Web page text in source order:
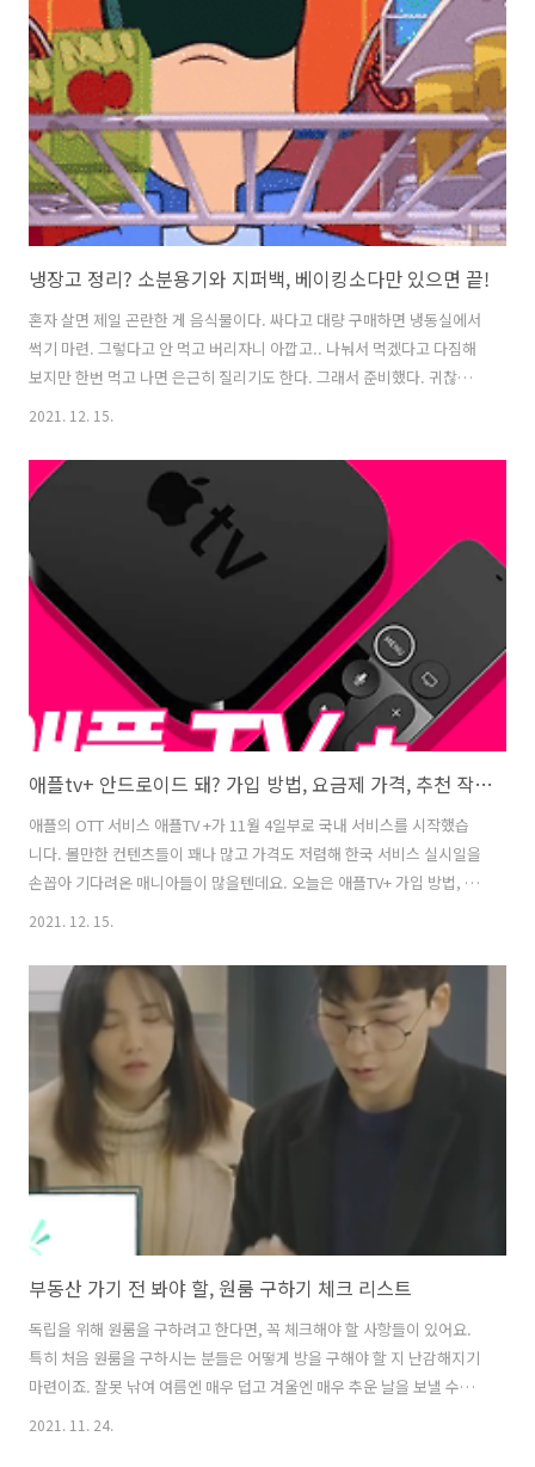
정 공기압 이하의 타이어는 제동력이 하락하기 때문에 미끄러짐 등의 교
통사고 위험이 높습니다. 만약 공기압이 심하게 낮을 경우엔 타이어 휠
파손 등 더 큰 사고가 발생할 수도 있어요. 실제로 1년 중 교통사고 사망
자 수가 가장..
냉장고 정리? 소분용기와 지퍼백, 베이킹소다만 있으면 끝!
혼자 살면 제일 곤란한 게 음식물이다. 싸다고 대량 구매하면 냉동실에서
썩기 마련. 그렇다고 안 먹고 버리자니 아깝고.. 나눠서 먹겠다고 다짐해
보지만 한번 먹고 나면 은근히 질리기도 한다. 그래서 준비했다. 귀찮고
처치 곤란했던 음식물로 가득 찼던 냉장고, 산뜻하게 정리하는 방법 소개
사용법 그동안 대충 일회용 봉투나 접시에 담아서 보관했다면 이제부터
용기를 활용하자. 남은 채소나 장기 보관이 가능한 것들은 보이는 통에
담아 예쁘게 보관하자. 신선도 유지는 물론 어떤 음식인지 알아볼 수 있
다. 또한 구매한 날짜까지 적어준다면 유통기한도 파악도 수월하다. 필요
한 곳에 딱! 냉장고 냉장실 지정석 만들기 용기에 일일이 구분해서 보관
하는 게..
2021. 12. 15.
애플tv+ 안드로이드 돼? 가입 방법, 요금제 가격, 추천 작품까지!
애플의 OTT 서비스 애플TV +가 11월 4일부로 국내 서비스를 시작했습
니다. 볼만한 컨텐츠들이 꽤나 많고 가격도 저렴해 한국 서비스 실시일을
손꼽아 기다려온 매니아들이 많을텐데요. 오늘은 애플TV+ 가입 방법, 요
금제, 추천프로그램을 간단히 정리해드리겠습니다. Apple TV+ Apple
다. 기기를 넘나들며 Apple TV 앱으로 시청하세요. www.apple.com
애플TV 가격 총정리 애플tv + 가입방법 애플TV + 앱을 깔고 로그인 하면
끝! 아이폰, 아이패드같은 애플 제품이 아니더라도 일부 스마트TV와 플
레이 스테이션4·5 같은 게임 콘솔이 있다면 애플TV+앱을 지원하기 때문
에 편하게 가입 가능해요. 안드로이드..
2021. 12. 15.
부동산 가기 전 봐야 할, 원룸 구하기 체크 리스트
독립을 위해 원룸을 구하려고 한다면, 꼭 체크해야 할 사항들이 있어요.
특히 처음 원룸을 구하시는 분들은 어떻게 방을 구해야 할 지 난감해지기
마련이죠. 잘못 낚여 여름엔 매우 덥고 겨울엔 매우 추운 날을 보낼 수도
있고, 관리비가 치솟을 수도 있고요. 여러모로 많은 불편을 겪을 수도 있
2021. 11. 24.